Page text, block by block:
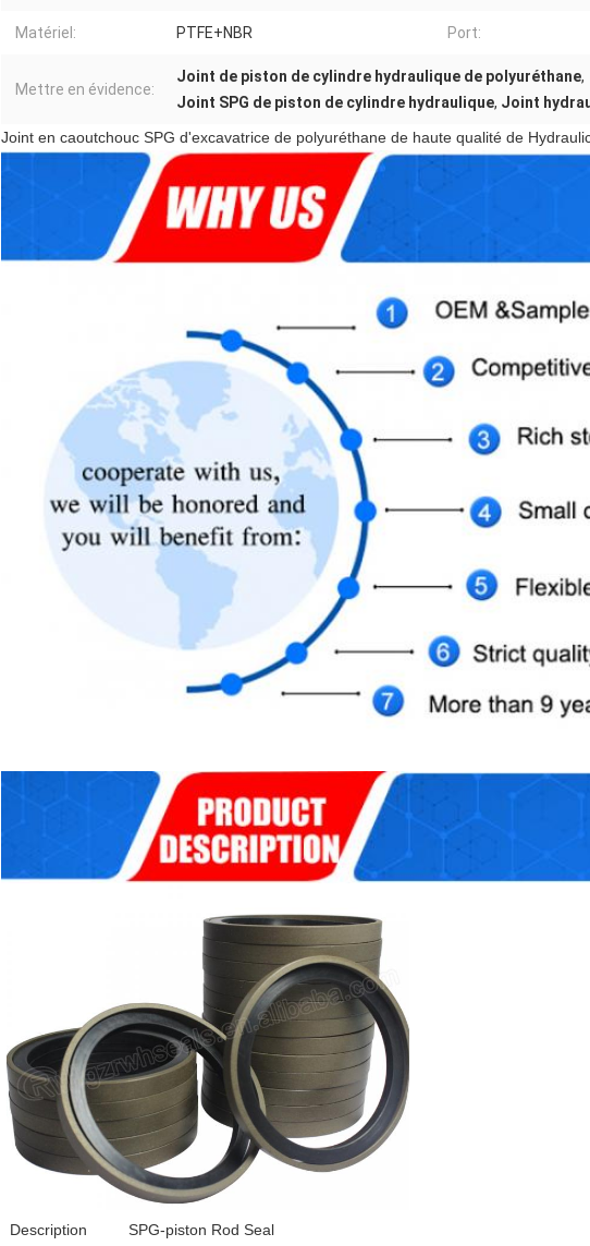
Matériel: PTFE+NBR Port:
Mettre en évidence:
Joint de piston de cylindre hydraulique de polyuréthane,
Joint SPG de piston de cylindre hydraulique, Joint
Joint en caoutchouc SPG d'excavatrice de polyuréthane de haute qualité de
Description
SPG-piston Rod Seal